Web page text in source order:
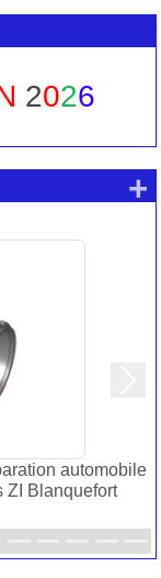
2026
automobile
ZI Blanquefort
+